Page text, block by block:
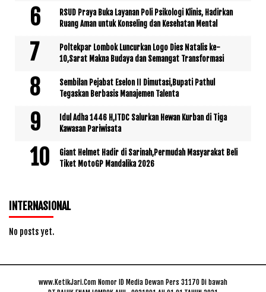
RSUD Praya Buka Layanan Poli Psikologi Klinis, Hadirkan
Ruang Aman untuk Konseling dan Kesehatan Mental
Poltekpar Lombok Luncurkan Logo Dies Natalis ke-
10,Sarat Makna Budaya dan Semangat Transformasi
Sembilan Pejabat Eselon II Dimutasi,Bupati Pathul
Tegaskan Berbasis Manajemen Talenta
Idul Adha 1446 H,ITDC Salurkan Hewan Kurban di Tiga
Kawasan Pariwisata
Giant Helmet Hadir di Sarinah,Permudah Masyarakat Beli
Tiket MotoGP Mandalika 2026
INTERNASIONAL
No posts yet.
www.KetikJari.Com Nomor ID Media Dewan Pers 31170 Di bawah